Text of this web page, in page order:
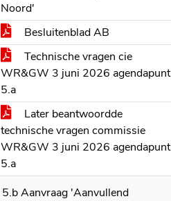
Noord'
Besluitenblad AB
Technische vragen cie
WR&GW 3 juni 2026 agendapunt
5.a
Later beantwoordde
technische vragen commissie
WR&GW 3 juni 2026 agendapunt
5.a
5.b Aanvraag 'Aanvullend